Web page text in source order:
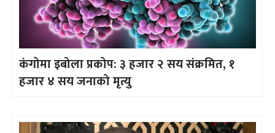
कंगोमा इबोला प्रकोप: ३ हजार २ सय संक्रमित, १
हजार ४ सय जनाको मृत्यु